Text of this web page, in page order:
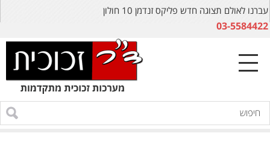
עברנו לאולם תצוגה חדש פליקס זנדמן 10 חולון
03-5584422